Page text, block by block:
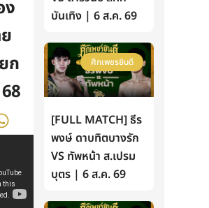
ง
ก
บันเทิง | 6 ส.ค. 69
ศึกเพชรยินดี
[FULL MATCH] ธีร
พงษ์ ดาบทิตบางรัก
VS ทัพหน้า ส.เปรม
บุตร | 6 ส.ค. 69